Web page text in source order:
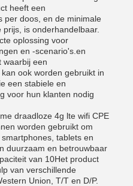
heeft een
per doos, en de minimale
is onderhandelbaar.
oplossing voor
en -scenario's.en
waarbij een
ook worden gebruikt in
een stabiele en
voor hun klanten nodig
draadloze 4g lte wifi CPE
worden gebruikt om
tablets en
duurzaam en betrouwbaar
van 10Het product
van verschillende
Union, T/T en D/P.